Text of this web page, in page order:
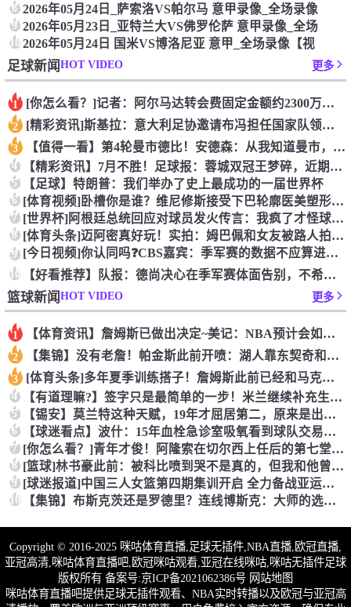
8 2026年05月24日_萨索洛VS帕尔马 意甲录像_全场录像
9 2026年05月23日_亚特兰大VS佛罗伦萨 意甲录像_全场
102026年05月24日 国米VS博洛尼亚 意甲_全场录像【视
足球新闻HOT VIDEO 更多
1 [你怎么看？]记者：阿尔马达转会费固定金额约2300万欧，外
2 [精彩资讯]斯基拉：意大利足协邀请布冯担任国家队领队，但遭到
3 【值得一看】第4轮曼市德比！安德森：从我知道曼市，曼城就是这
4 【精彩资讯】7月不胜！足球报：蓉城双冠王梦碎，近期成绩下滑要
5 【足球】特朗普：我们举办了史上最成功的一届世界杯
6 [体育视频]卧槽你是谁？维尼修斯接受下巴轮廓医美塑形，突然变
7 [世界杯]阿根廷总统回应对球员发火传言：我疯了才怪球员？全是
8 [体育头条]迈阿密真好玩！实拍：姆巴佩和女友被路人拍到在夜店
9 [今日视频]你认同吗❓️CBS嘉宾：季军赛的数据不应算进去，
10 【好看推荐】队报：德尚决心在季军赛体面告别，不希望以两连败收
篮球新闻HOT VIDEO 更多
1 【体育资讯】詹姆斯已做出决定~美记：NBA预计会如期公布新赛
2 【集锦】没有老詹！帕金斯此前开喷：湖人靠东契奇和里夫斯没人会
3 [体育头条]多年夏季训练搭子！詹姆斯此前已经和马克西一同训练
4 【有道理嘛?】签字只是最简单的一步！米兰继续补充生力军！
5 【锡安】莫兰特这种天赋，19年才屈居第二，原来是出了锡安这个
6 【球迷看点】波什：15年血栓急诊室吸氧看到球队交易，我仍想复
7 [你怎么看？]青年才俊！阿隆索在切尔西上任后的第七堂训练课！
8 [篮球]林书豪此前：被科比喷到哭不是真的，但我和他曾五个月没
9 [球迷报道]中国三人女篮第四期集训开启 全力备战亚运会&奥运
10 【集锦】布斯克茨还是罗德里？连线博斯克：大师的选择会是谁？
Copyright © 2016-2025 咪咕体育直播,足球无插件,NBA直播,欧冠直播,
亚冠高清,咪咕体育直播吧,欧冠咪咕观看,亚冠在线咪咕,咪咕无插件足球
版权所有 备案号:京ICP备2021062386号 网站地图
咪咕体育直播吧提供足球无插件观看、NBA实时转播以及欧冠与亚冠高